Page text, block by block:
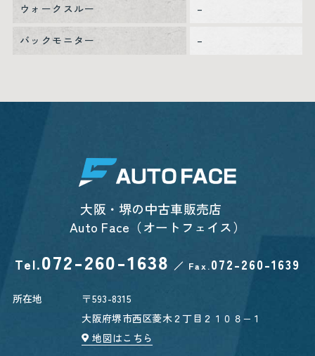
ウォークスルー –
バックモニター –
大阪・堺の中古車販売店
Auto Face（オートフェイス）
Tel.072-260-1638 ／ Fax.072-260-1639
所在地
〒593-8315
大阪府堺市西区菱木２丁目２１０８−１
地図はこちら